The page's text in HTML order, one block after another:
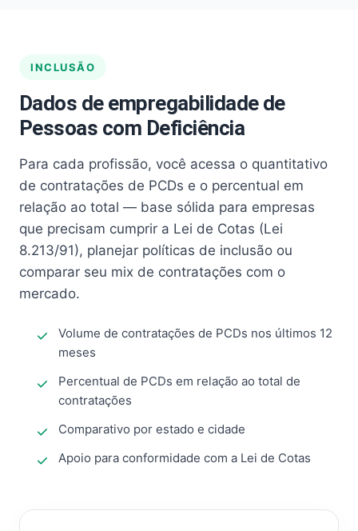
INCLUSÃO
Dados de empregabilidade de
Pessoas com Deficiência
Para cada profissão, você acessa o quantitativo
de contratações de PCDs e o percentual em
relação ao total — base sólida para empresas
que precisam cumprir a Lei de Cotas (Lei
8.213/91), planejar políticas de inclusão ou
comparar seu mix de contratações com o
mercado.
Volume de contratações de PCDs nos últimos 12
meses
Percentual de PCDs em relação ao total de
contratações
Comparativo por estado e cidade
Apoio para conformidade com a Lei de Cotas